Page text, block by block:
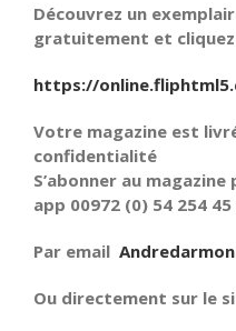
Découvrez un
gratuitement et
https://
Votre magazine est
confidentialité
S’abonner au
app 00972 (0) 54 254
Par email
Ou directement sur le